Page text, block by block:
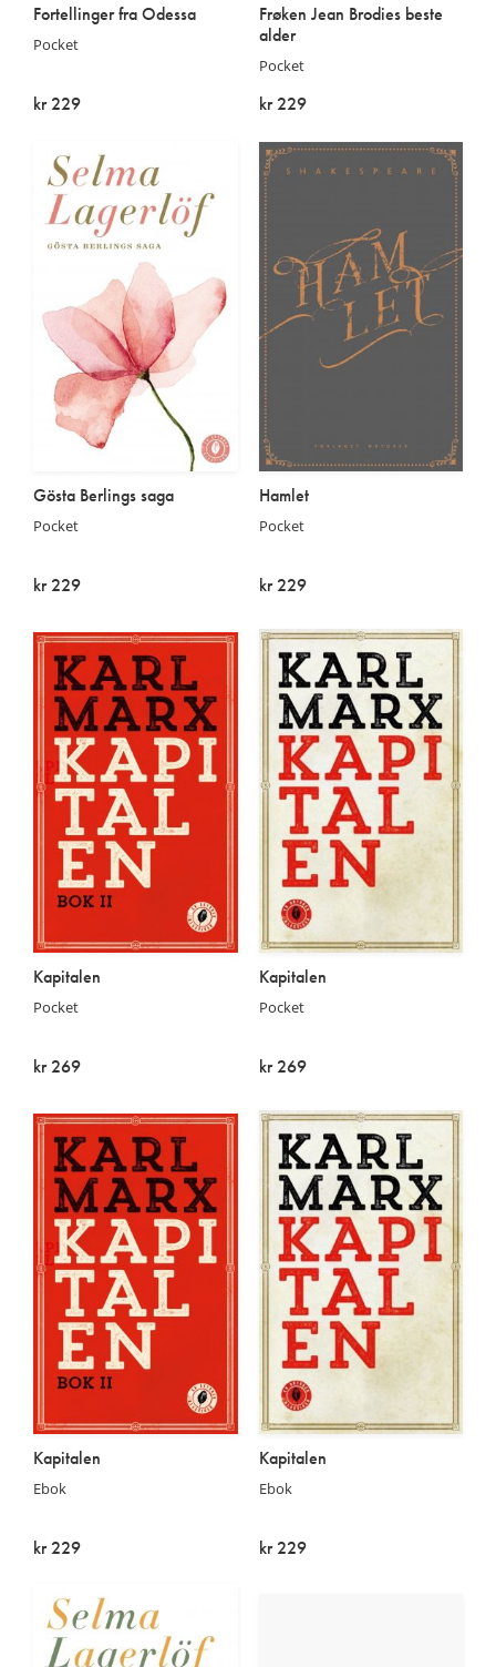
Fortellinger fra Odessa
Pocket
kr 229
Frøken Jean Brodies beste
alder
Pocket
kr 229
Gösta Berlings saga
Pocket
kr 229
Hamlet
Pocket
kr 229
Kapitalen
Pocket
kr 269
Kapitalen
Pocket
kr 269
Kapitalen
Ebok
kr 229
Kapitalen
Ebok
kr 229